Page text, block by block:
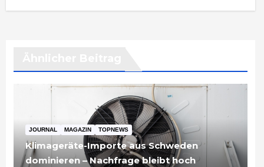
JOURNAL MAGAZIN TOPNEWS
Klimageräte-Importe aus Schweden
dominieren – Nachfrage bleibt hoch